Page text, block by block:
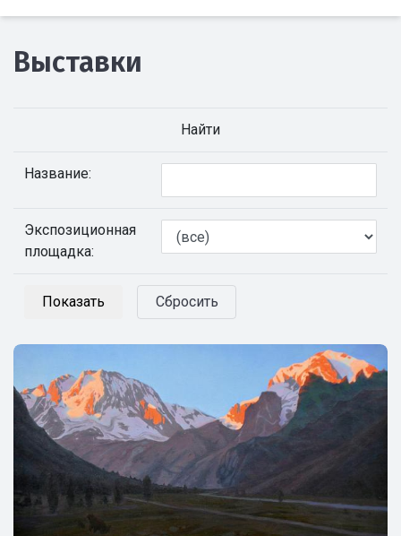
Выставки
Найти
Название:
Экспозиционная
площадка:
Сбросить